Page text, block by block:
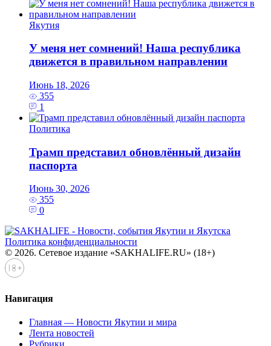
Якутия
У меня нет сомнений! Наша республика
движется в правильном направлении
Июнь 18, 2026
355
1
Политика
Трамп представил обновлённый дизайн
паспорта
Июнь 30, 2026
355
0
Политика конфиденциальности
© 2026. Сетевое издание «SAKHALIFE.RU» (18+)
Навигация
Главная — Новости Якутии и мира
Лента новостей
Рубрики